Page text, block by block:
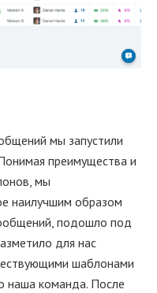
мы запустили
преимущества и
мы
наилучшим образом
подошло под
для нас
шаблонами
наша команда. После